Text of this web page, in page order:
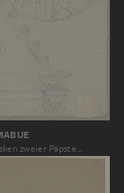
zweier Päpste…